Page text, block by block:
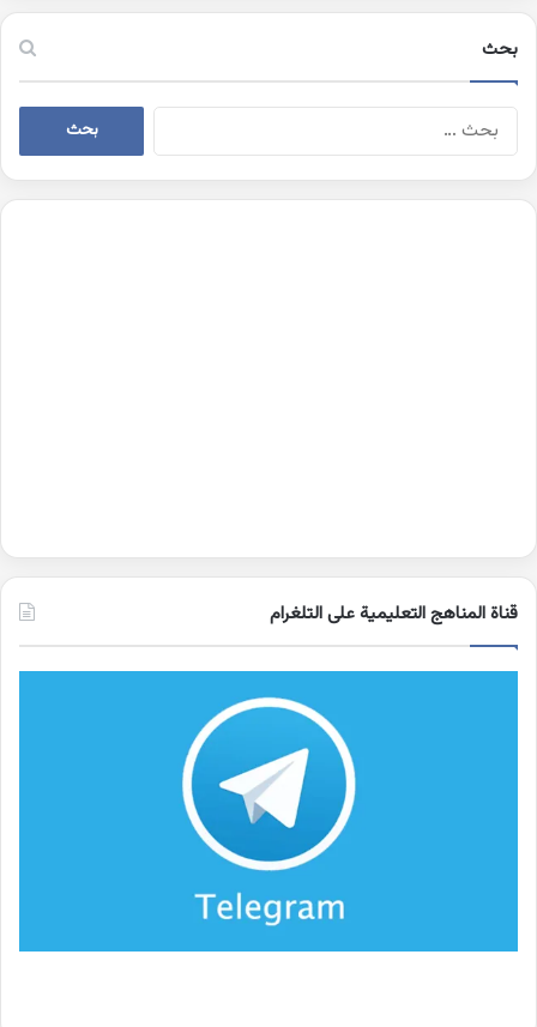
بحث
البحث
قناة المناهج التعليمية على التلغرام